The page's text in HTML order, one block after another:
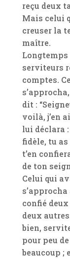
reçu deux
Mais celui
creuser la
maître.
Longtemps
serviteurs
comptes.
dit :
voilà, j’en
lui déclara
fidèle, tu as
t’en
de ton
Celui qui
s’approcha
confié
deux
bien,
pour peu
beaucoup ;